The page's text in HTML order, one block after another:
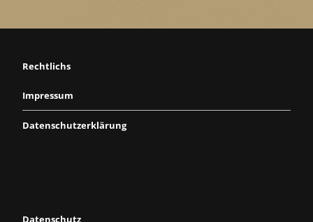
Rechtlichs
Impressum
Datenschutzerklärung
Datenschutz